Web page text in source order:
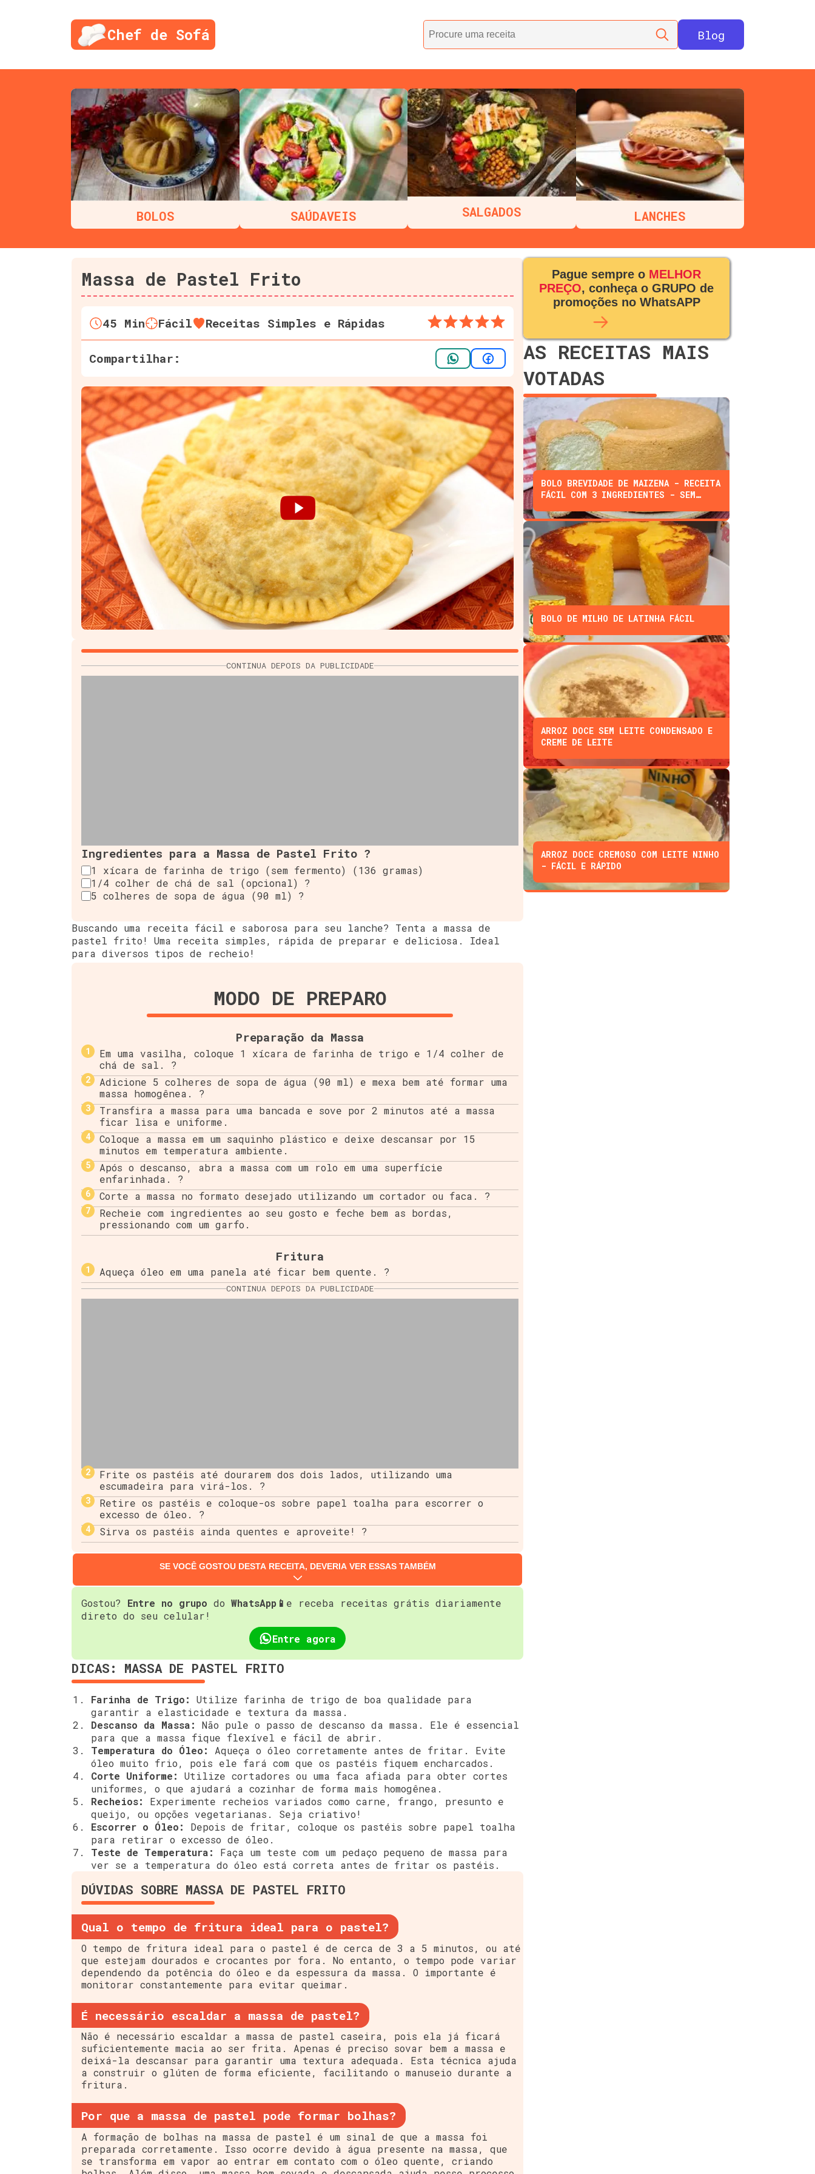
Chef de Sofá Blog
BOLOS SAÚDAVEIS SALGADOS LANCHES
Massa de Pastel Frito
45 Min Fácil Receitas Simples e Rápidas
Compartilhar:
CONTINUA DEPOIS DA PUBLICIDADE
Ingredientes para a Massa de Pastel Frito ?
1 xícara de farinha de trigo (sem fermento) (136 gramas)
1/4 colher de chá de sal (opcional) ?
5 colheres de sopa de água (90 ml) ?
Buscando uma receita fácil e saborosa para seu lanche? Tenta a massa de
pastel frito! Uma receita simples, rápida de preparar e deliciosa. Ideal
para diversos tipos de recheio!
MODO DE PREPARO
Preparação da Massa
Em uma vasilha, coloque 1 xícara de farinha de trigo e 1/4 colher de
chá de sal. ?
Adicione 5 colheres de sopa de água (90 ml) e mexa bem até formar uma
massa homogênea. ?
Transfira a massa para uma bancada e sove por 2 minutos até a massa
ficar lisa e uniforme.
Coloque a massa em um saquinho plástico e deixe descansar por 15
minutos em temperatura ambiente.
Após o descanso, abra a massa com um rolo em uma superfície
enfarinhada. ?
Corte a massa no formato desejado utilizando um cortador ou faca. ?
Recheie com ingredientes ao seu gosto e feche bem as bordas,
pressionando com um garfo.
Fritura
Aqueça óleo em uma panela até ficar bem quente. ?
CONTINUA DEPOIS DA PUBLICIDADE
Frite os pastéis até dourarem dos dois lados, utilizando uma
escumadeira para virá-los. ?
Retire os pastéis e coloque-os sobre papel toalha para escorrer o
excesso de óleo. ?
Sirva os pastéis ainda quentes e aproveite! ?
SE VOCÊ GOSTOU DESTA RECEITA, DEVERIA VER ESSAS TAMBÉM
Gostou? Entre no grupo do WhatsApp📱 e receba receitas grátis diariamente
direto do seu celular!
Entre agora
DICAS: MASSA DE PASTEL FRITO
Farinha de Trigo:
Utilize farinha de trigo de boa qualidade para
garantir a elasticidade e textura da massa.
Descanso da Massa:
Não pule o passo de descanso da massa. Ele é essencial
para que a massa fique flexível e fácil de abrir.
Temperatura do Óleo:
Aqueça o óleo corretamente antes de fritar. Evite
óleo muito frio, pois ele fará com que os pastéis fiquem encharcados.
Corte Uniforme:
Utilize cortadores ou uma faca afiada para obter cortes
uniformes, o que ajudará a cozinhar de forma mais homogênea.
Recheios:
Experimente recheios variados como carne, frango, presunto e
queijo, ou opções vegetarianas. Seja criativo!
Escorrer o Óleo:
Depois de fritar, coloque os pastéis sobre papel toalha
para retirar o excesso de óleo.
Teste de Temperatura:
Faça um teste com um pedaço pequeno de massa para
ver se a temperatura do óleo está correta antes de fritar os pastéis.
DÚVIDAS SOBRE MASSA DE PASTEL FRITO
Qual o tempo de fritura ideal para o pastel?
O tempo de fritura ideal para o pastel é de cerca de 3 a 5 minutos, ou até
que estejam dourados e crocantes por fora. No entanto, o tempo pode variar
dependendo da potência do óleo e da espessura da massa. O importante é
monitorar constantemente para evitar queimar.
É necessário escaldar a massa de pastel?
Não é necessário escaldar a massa de pastel caseira, pois ela já ficará
suficientemente macia ao ser frita. Apenas é preciso sovar bem a massa e
deixá-la descansar para garantir uma textura adequada. Esta técnica ajuda
a construir o glúten de forma eficiente, facilitando o manuseio durante a
fritura.
Por que a massa de pastel pode formar bolhas?
A formação de bolhas na massa de pastel é um sinal de que a massa foi
preparada corretamente. Isso ocorre devido à água presente na massa, que
se transforma em vapor ao entrar em contato com o óleo quente, criando
Pague sempre o MELHOR
PREÇO, conheça o GRUPO de
promoções no WhatsAPP
AS RECEITAS MAIS
VOTADAS
BOLO BREVIDADE DE MAIZENA - RECEITA
FÁCIL COM 3 INGREDIENTES - SEM
BOLO DE MILHO DE LATINHA FÁCIL
ARROZ DOCE SEM LEITE CONDENSADO E
CREME DE LEITE
ARROZ DOCE CREMOSO COM LEITE NINHO
- FÁCIL E RÁPIDO